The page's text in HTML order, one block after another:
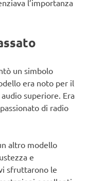
l’importanza
un simbolo
era noto per il
superiore. Era
di radio
altro modello
e
sfruttarono le